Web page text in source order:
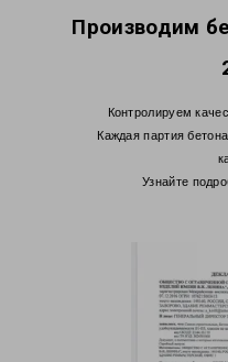
Производим
Контролируем
Каждая партия
Узнайте